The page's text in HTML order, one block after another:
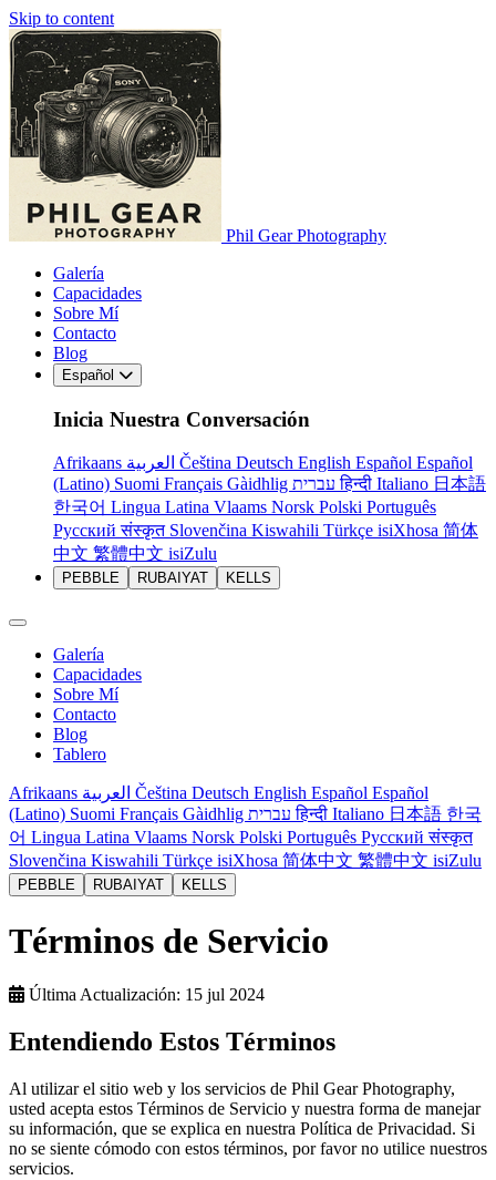
Skip to content
Phil Gear Photography
Galería
Capacidades
Sobre Mí
Contacto
Blog
Español
Inicia Nuestra Conversación
Afrikaans Čeština Deutsch English Español Español
(Latino) Suomi Français Gàidhlig עבריתहिन्दी Italiano 日本語
한국어 Lingua Latina Vlaams Norsk Polski Português
Русскийसंस्कृत Slovenčina Kiswahili Türkçe isiXhosa 简体
中文 繁體中文 isiZulu
PEBBLE RUBAIYAT KELLS
Galería
Capacidades
Sobre Mí
Contacto
Blog
Tablero
Afrikaans Čeština Deutsch English Español Español
(Latino) Suomi Français Gàidhlig עבריתहिन्दी Italiano 日本語 한국
어 Lingua Latina Vlaams Norsk Polski Português Русскийसंस्कृत
Slovenčina Kiswahili Türkçe isiXhosa 简体中文 繁體中文 isiZulu
PEBBLE RUBAIYAT KELLS
Términos de Servicio
Última Actualización: 15 jul 2024
Entendiendo Estos Términos
Al utilizar el sitio web y los servicios de Phil Gear Photography,
usted acepta estos Términos de Servicio y nuestra forma de manejar
su información, que se explica en nuestra Política de Privacidad. Si
no se siente cómodo con estos términos, por favor no utilice nuestros
servicios.